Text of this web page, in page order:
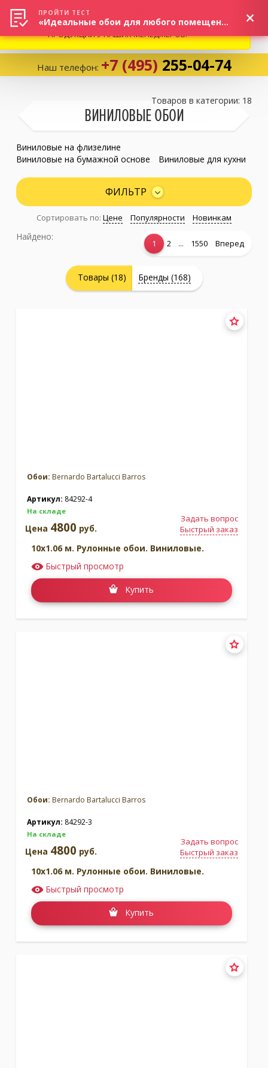
Избранное:
Компания
Личный кабинет
Наш телефон: +7 (495) 255-04-74
ВИНИЛОВЫЕ ОБОИ
Виниловые на флизелине
Виниловые на бумажной основе
Виниловые для кухни
Товаров в категории: 18
ФИЛЬТР
Сортировать по: Цене Популярности Новинкам
1 2 ... 1550 Вперед
Найдено:
Товары (18) Бренды (168)
Обои: Bernardo Bartalucci Barros
Артикул: 84292-4
На складе
Задать вопрос
Быстрый заказ
Цена 4800 руб.
10x1.06 м. Рулонные обои. Виниловые.
Быстрый просмотр
Купить
Обои: Bernardo Bartalucci Barros
Артикул: 84292-3
На складе
Задать вопрос
Быстрый заказ
Цена 4800 руб.
10x1.06 м. Рулонные обои. Виниловые.
Быстрый просмотр
Купить
ВНИМАНИЕ! В СВЯЗИ С СИТУАЦИЕЙ НА РЫНКЕ, ПРОСИМ
УТОЧНЯТЬ АКТУАЛЬНУЮ СТОИМОСТЬ И НАЛИЧИЕ
ПРОДУКЦИИ У НАШИХ МЕНЕДЖЕРОВ.
ПРОЙТИ ТЕСТ
«Идеальные обои для любого помещения!»